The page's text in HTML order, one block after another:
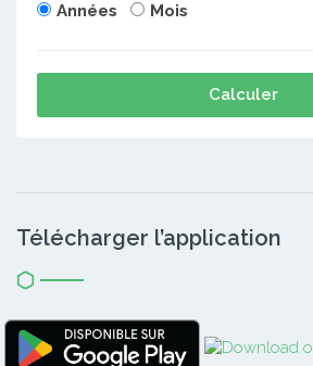
Années Mois
Calculer
Télécharger l’application